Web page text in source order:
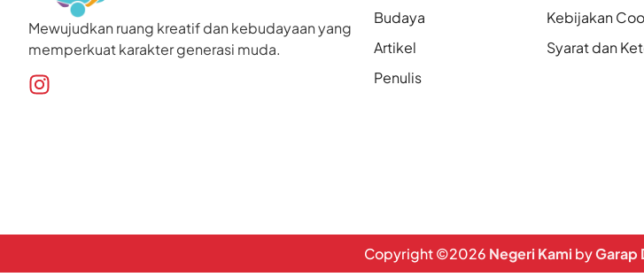
Mewujudkan ruang kreatif dan kebudayaan yang
memperkuat karakter generasi muda.
Budaya
Artikel
Penulis
Kebijakan
Syarat dan
Copyright ©2026 Negeri Kami byGarap